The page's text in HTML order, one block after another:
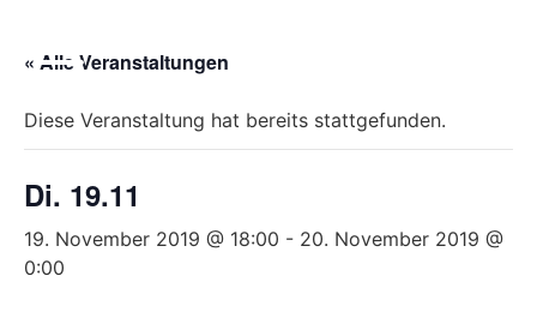
Sie,
diese
ein
verwendet.
« Alle Veranstaltungen
Diese Veranstaltung hat bereits stattgefunden.
Di. 19.11
19. November 2019 @ 18:00 - 20. November 2019 @
0:00